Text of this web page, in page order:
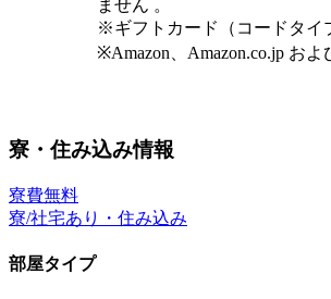
ません 。
※ギフトカード（コードタイ
※Amazon、Amazon.co.jp お
寮・住み込み情報
寮費無料
寮/社宅あり・住み込み
部屋タイプ